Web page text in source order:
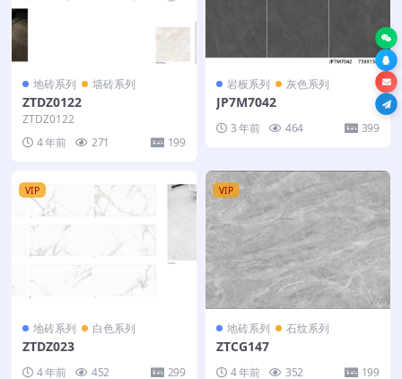
地砖系列 墙砖系列
ZTDZ0122
ZTDZ0122
4 年前
271 199
岩板系列 灰色系列
JP7M7042
3 年前 464 399
VIP
地砖系列 白色系列
ZTDZ023
4 年前 452 299
VIP
地砖系列 石纹系列
ZTCG147
4 年前 352 199